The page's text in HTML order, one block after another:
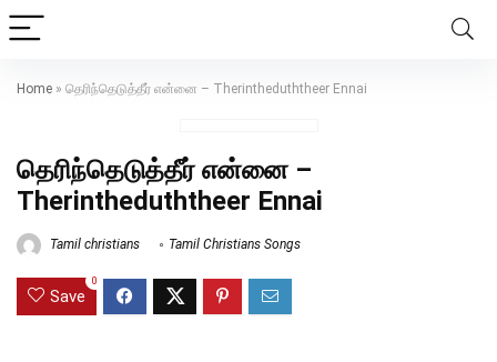
Home » தெரிந்தெடுத்தீர் என்னை – Therintheduththeer Ennai
தெரிந்தெடுத்தீர் என்னை –
Therintheduththeer Ennai
Tamil christians Tamil Christians Songs
Save
0